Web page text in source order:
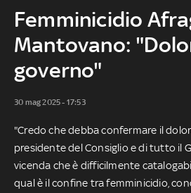
Femminicidio
Mantovano:
governo"
30 mag 2025 - 17:53
"Credo che debba confermare il
presidente del Consiglio e di tutto il
vicenda che è difficilmente
qual è il confine tra femminicidio,